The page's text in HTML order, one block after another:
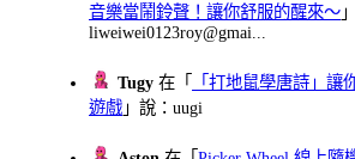
音樂當鬧鈴聲！讓你舒服的醒來～
liweiwei0123roy@gmai...
Tugy 在「
「打地鼠學唐詩」讓
遊戲 」說：uugi